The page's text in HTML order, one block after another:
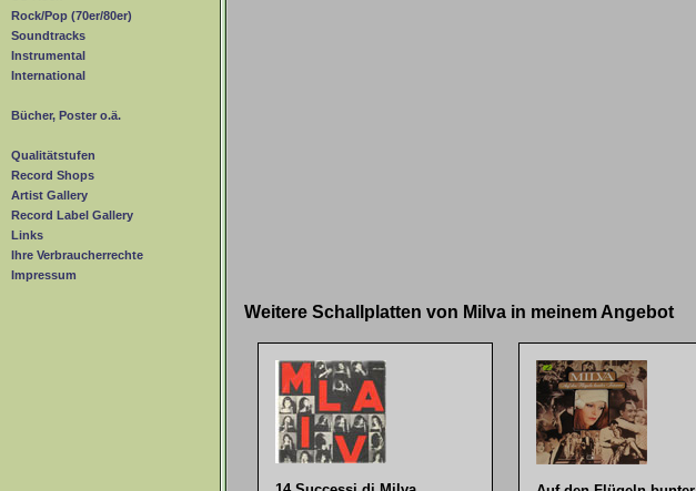
Rock/Pop (70er/80er)
Soundtracks
Instrumental
International
Bücher, Poster o.ä.
Qualitätstufen
Record Shops
Artist Gallery
Record Label Gallery
Links
Ihre Verbraucherrechte
Impressum
Weitere Schallplatten von Milva in meinem Angebot